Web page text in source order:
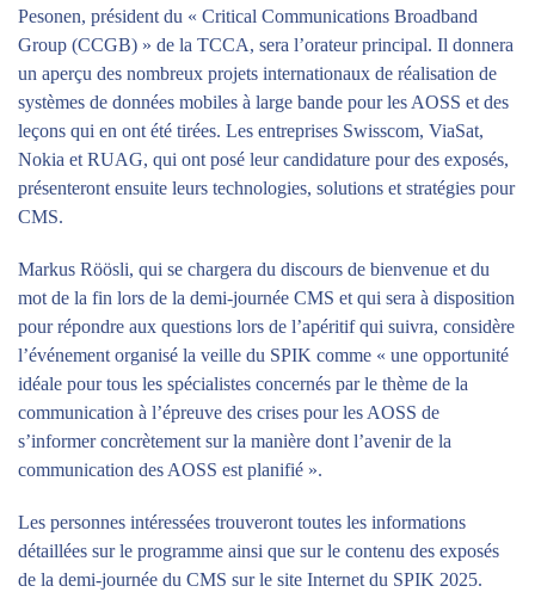
Pesonen, président du « Critical Communications Broadband
Group (CCGB) » de la TCCA, sera l’orateur principal. Il donnera
un aperçu des nombreux projets internationaux de réalisation de
systèmes de données mobiles à large bande pour les AOSS et des
leçons qui en ont été tirées. Les entreprises Swisscom, ViaSat,
Nokia et RUAG, qui ont posé leur candidature pour des exposés,
présenteront ensuite leurs technologies, solutions et stratégies pour
CMS.
Markus Röösli, qui se chargera du discours de bienvenue et du
mot de la fin lors de la demi-journée CMS et qui sera à disposition
pour répondre aux questions lors de l’apéritif qui suivra, considère
l’événement organisé la veille du SPIK comme « une opportunité
idéale pour tous les spécialistes concernés par le thème de la
communication à l’épreuve des crises pour les AOSS de
s’informer concrètement sur la manière dont l’avenir de la
communication des AOSS est planifié ».
Les personnes intéressées trouveront toutes les informations
détaillées sur le programme ainsi que sur le contenu des exposés
de la demi-journée du CMS sur le site Internet du SPIK 2025.